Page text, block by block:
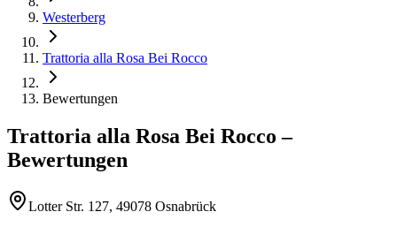
Westerberg
Trattoria alla Rosa Bei Rocco
Bewertungen
Trattoria alla Rosa Bei Rocco –
Bewertungen
Lotter Str. 127, 49078 Osnabrück